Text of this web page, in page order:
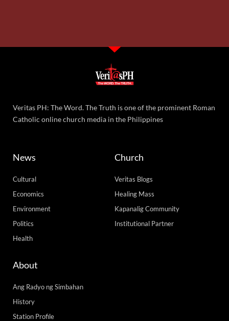
Veritas PH: The Word. The Truth is one of the prominent Roman
Catholic online church media in the Philippines
News
Cultural
Economics
Environment
Politics
Health
Church
Veritas Blogs
Healing Mass
Kapanalig Community
Institutional Partner
About
Ang Radyo ng Simbahan
History
Station Profile